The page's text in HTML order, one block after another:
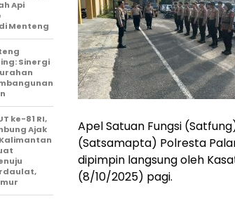
Apel Satuan Fungsi
(Satsamapta) Polresta
dipimpin langsung oleh
(8/10/2025) pagi.
Api
Menteng
Sinergi
ke-81 RI,
Ajak